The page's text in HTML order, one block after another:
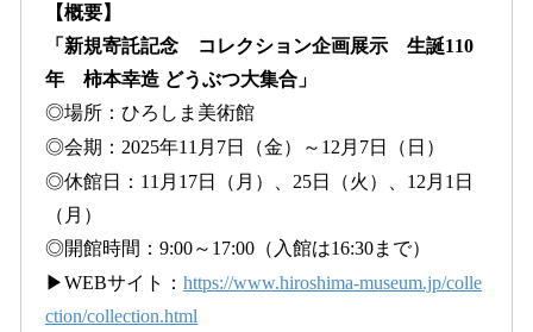
【概要】
「新規寄託記念 コレクション企画展示 生誕110
年 柿本幸造 どうぶつ大集合」
◎場所：ひろしま美術館
◎会期：2025年11月7日（金）～12月7日（日）
◎休館日：11月17日（月）、25日（火）、12月1日
（月）
◎開館時間：9:00～17:00（入館は16:30まで）
▶WEBサイト： https://www.hiroshima-museum.jp/colle
ction/collection.html